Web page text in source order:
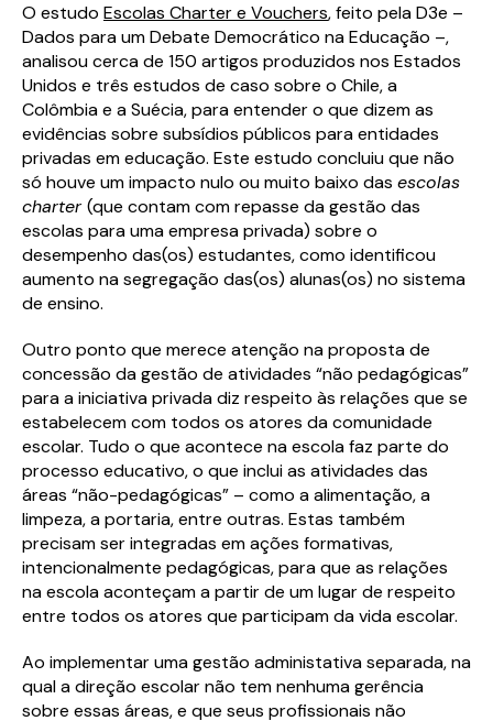
O estudo Escolas Charter e Vouchers, feito pela D3e –
Dados para um Debate Democrático na Educação –,
analisou cerca de 150 artigos produzidos nos Estados
Unidos e três estudos de caso sobre o Chile, a
Colômbia e a Suécia, para entender o que dizem as
evidências sobre subsídios públicos para entidades
privadas em educação. Este estudo concluiu que não
só houve um impacto nulo ou muito baixo das escolas
charter(que contam com repasse da gestão das
escolas para uma empresa privada) sobre o
desempenho das(os) estudantes, como identificou
aumento na segregação das(os) alunas(os) no sistema
de ensino.
Outro ponto que merece atenção na proposta de
concessão da gestão de atividades “não pedagógicas”
para a iniciativa privada diz respeito às relações que se
estabelecem com todos os atores da comunidade
escolar. Tudo o que acontece na escola faz parte do
processo educativo, o que inclui as atividades das
áreas “não-pedagógicas” – como a alimentação, a
limpeza, a portaria, entre outras. Estas também
precisam ser integradas em ações formativas,
intencionalmente pedagógicas, para que as relações
na escola aconteçam a partir de um lugar de respeito
entre todos os atores que participam da vida escolar.
Ao implementar uma gestão administativa separada, na
qual a direção escolar não tem nenhuma gerência
sobre essas áreas, e que seus profissionais não